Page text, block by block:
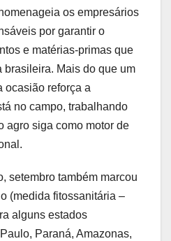
os empresários
por garantir o
e matérias-primas que
brasileira. Mais do que um
ocasião reforça a
no campo, trabalhando
agro siga como motor de
setembro também marcou
(medida fitossanitária –
alguns estados
Paraná, Amazonas,